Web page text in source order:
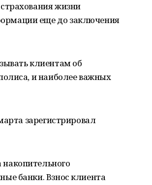
жизни
еще до заключения
клиентам об
и наиболее важных
зарегистрировал
банки. Взнос клиента